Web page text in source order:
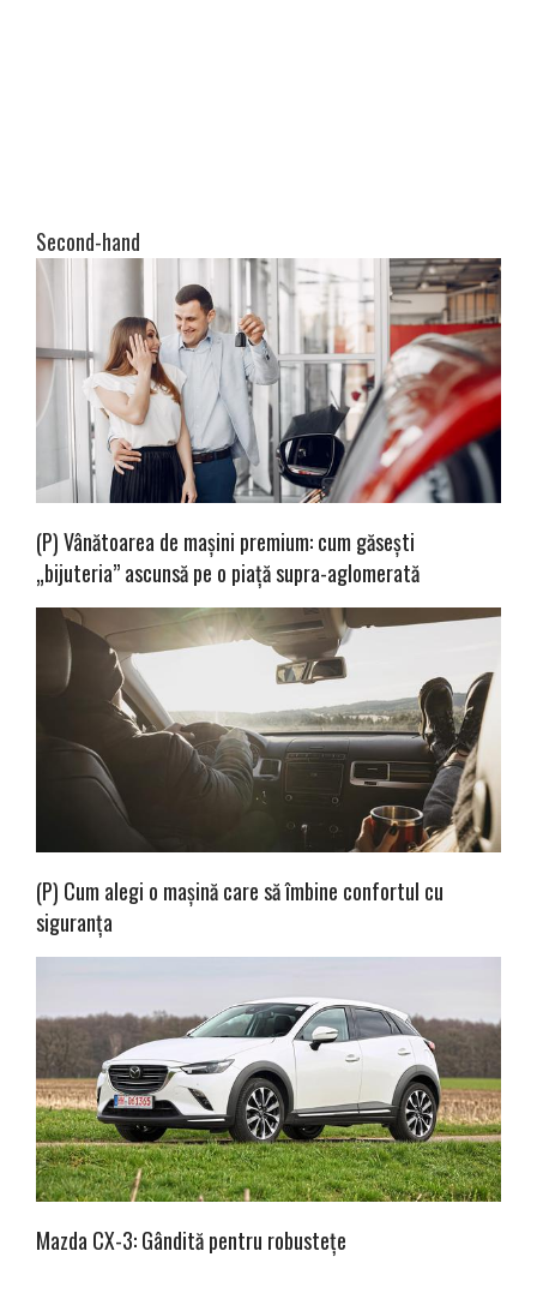
Second-hand
(P) Vânătoarea de mașini premium: cum găsești
„bijuteria” ascunsă pe o piață supra-aglomerată
(P) Cum alegi o mașină care să îmbine confortul cu
siguranța
Mazda CX-3: Gândită pentru robustețe